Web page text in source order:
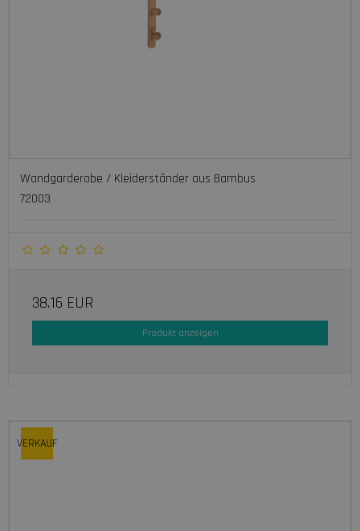
Wandgarderobe / Kleiderständer aus Bambus
72003
38.16 EUR
Produkt anzeigen
VERKAUF